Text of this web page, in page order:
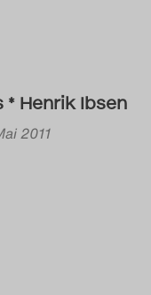
* Henrik Ibsen
2011